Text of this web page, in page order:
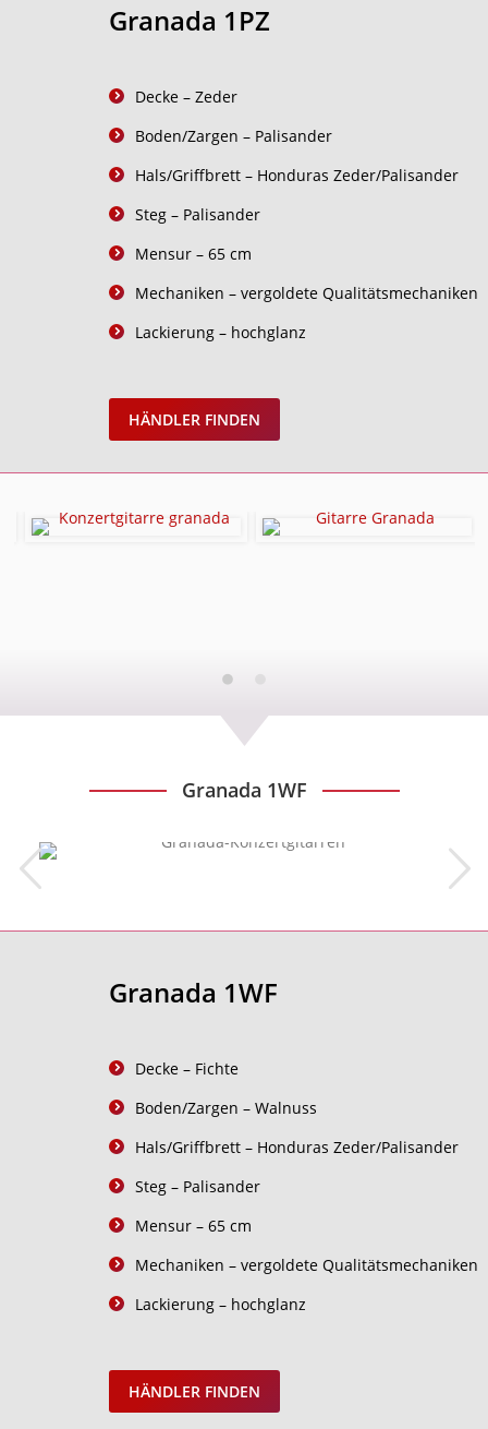
Granada 1PZ
Decke – Zeder
Boden/Zargen – Palisander
Hals/Griffbrett – Honduras Zeder/Palisander
Steg – Palisander
Mensur – 65 cm
Mechaniken – vergoldete Qualitätsmechaniken
Lackierung – hochglanz
HÄNDLER FINDEN
Granada 1WF
Granada 1WF
Decke – Fichte
Boden/Zargen – Walnuss
Hals/Griffbrett – Honduras Zeder/Palisander
Steg – Palisander
Mensur – 65 cm
Mechaniken – vergoldete Qualitätsmechaniken
Lackierung – hochglanz
HÄNDLER FINDEN